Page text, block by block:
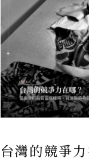
台灣的競爭力